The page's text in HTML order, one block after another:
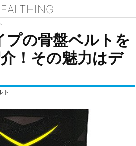
プの骨盤ベルトを
！その魅力はデ
ト